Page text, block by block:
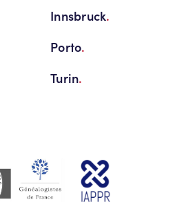
Innsbruck.
Porto.
Turin.